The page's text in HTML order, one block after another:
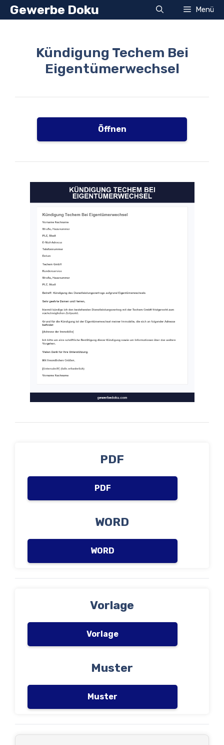
Zum
InhaltGewerbe Doku Menü
Kündigung Techem Bei
Eigentümerwechsel
Öffnen
PDF
PDF
WORD
WORD
Vorlage
Vorlage
Muster
Muster